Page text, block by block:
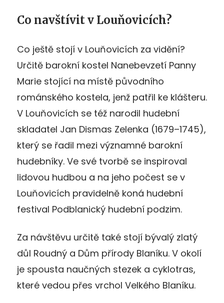
Co navštívit v Louňovicích?
Co ještě stojí v Louňovicích za vidění?
Určitě barokní kostel Nanebevzetí Panny
Marie stojící na místě původního
románského kostela, jenž patřil ke klášteru.
V Louňovicích se též narodil hudební
skladatel Jan Dismas Zelenka (1679–1745),
který se řadil mezi významné barokní
hudebníky. Ve své tvorbě se inspiroval
lidovou hudbou a na jeho počest se v
Louňovicích pravidelně koná hudební
festival Podblanický hudební podzim.
Za návštěvu určitě také stojí bývalý zlatý
důl Roudný a Dům přírody Blaníku. V okolí
je spousta naučných stezek a cyklotras,
které vedou přes vrchol Velkého Blaníku.